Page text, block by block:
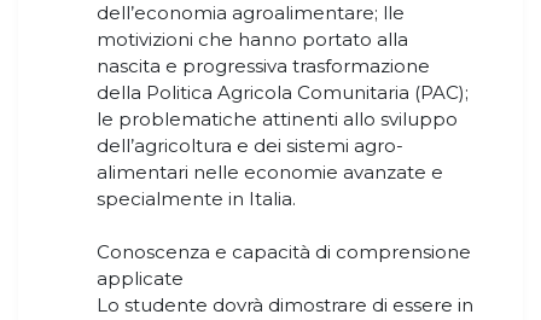
dell’economia agroalimentare; lle
motivizioni che hanno portato alla
nascita e progressiva trasformazione
della Politica Agricola Comunitaria (PAC);
le problematiche attinenti allo sviluppo
dell’agricoltura e dei sistemi agro-
alimentari nelle economie avanzate e
specialmente in Italia.
Conoscenza e capacità di comprensione
applicate
Lo studente dovrà dimostrare di essere in